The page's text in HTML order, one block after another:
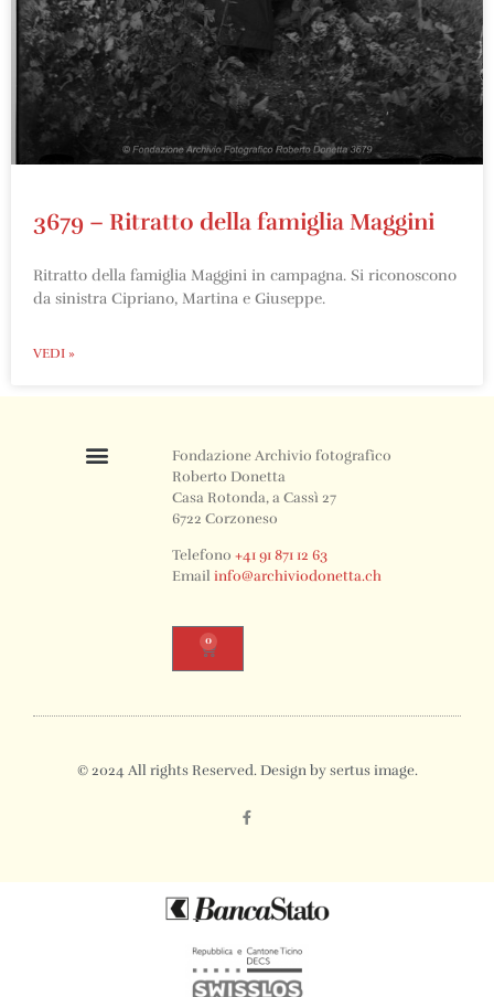
3679 – Ritratto della famiglia Maggini
Ritratto della famiglia Maggini in campagna. Si riconoscono
da sinistra Cipriano, Martina e Giuseppe.
VEDI »
Fondazione Archivio fotografico
Roberto Donetta
Casa Rotonda, a Cassì 27
6722 Corzoneso
Telefono+41 91 871 12 63
Emailinfo@archiviodonetta.ch
0
© 2024 All rights Reserved. Design by sertus image.